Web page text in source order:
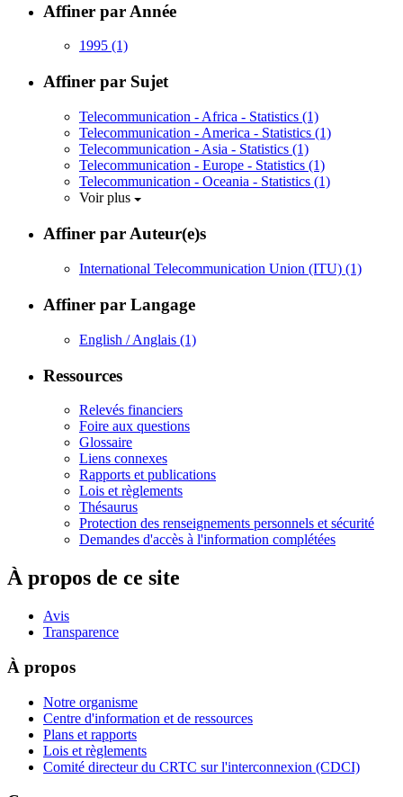
Affiner par Année
1995 (1)
Affiner par Sujet
Telecommunication - Africa - Statistics (1)
Telecommunication - America - Statistics (1)
Telecommunication - Asia - Statistics (1)
Telecommunication - Europe - Statistics (1)
Telecommunication - Oceania - Statistics (1)
Voir plus
Affiner par Auteur(e)s
International Telecommunication Union (ITU) (1)
Affiner par Langage
English / Anglais (1)
Ressources
Relevés financiers
Foire aux questions
Glossaire
Liens connexes
Rapports et publications
Lois et règlements
Thésaurus
Protection des renseignements personnels et sécurité
Demandes d'accès à l'information complétées
À propos de ce site
Avis
Transparence
À propos
Notre organisme
Centre d'information et de ressources
Plans et rapports
Lois et règlements
Comité directeur du CRTC sur l'interconnexion (CDCI)